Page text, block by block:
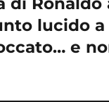
lucido a
e